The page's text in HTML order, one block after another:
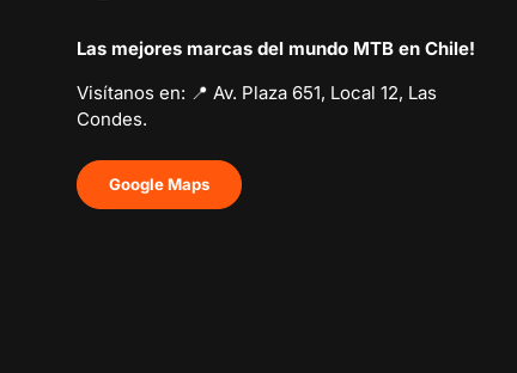
Las mejores marcas del mundo MTB en Chile!
Visítanos en: 📍 Av. Plaza 651, Local 12, Las
Condes.
Google Maps